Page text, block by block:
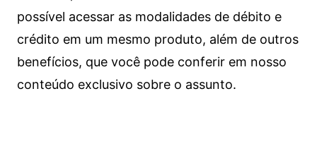
possível acessar as modalidades de débito e
crédito em um mesmo produto, além de outros
benefícios, que você pode conferir em nosso
conteúdo exclusivo sobre o assunto.